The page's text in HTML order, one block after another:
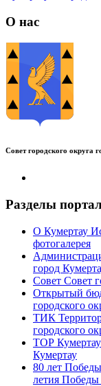
О нас
Совет городского округа
Разделы
О Кумертау
фотогалерея
город
Совет Совет
Открытый
городского
ТИК
городского
ТОР Кумертау
Кумертау
80 лет Победы
летия Победы